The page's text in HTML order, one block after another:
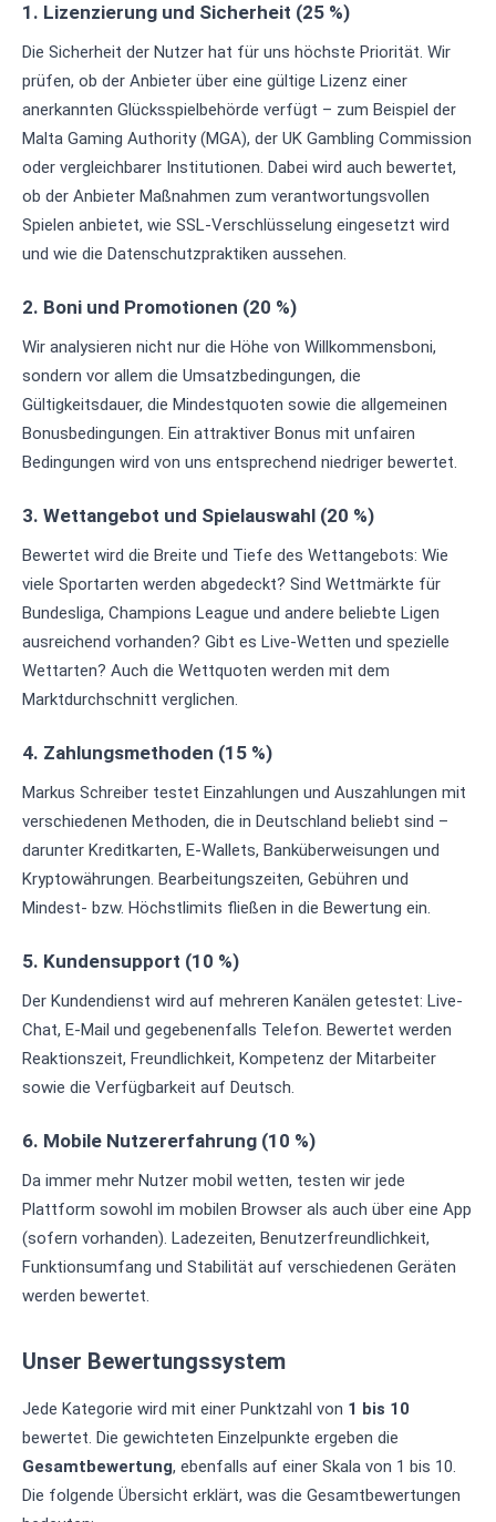
1. Lizenzierung und Sicherheit (25 %)
Die Sicherheit der Nutzer hat für uns höchste Priorität. Wir
prüfen, ob der Anbieter über eine gültige Lizenz einer
anerkannten Glücksspielbehörde verfügt – zum Beispiel der
Malta Gaming Authority (MGA), der UK Gambling Commission
oder vergleichbarer Institutionen. Dabei wird auch bewertet,
ob der Anbieter Maßnahmen zum verantwortungsvollen
Spielen anbietet, wie SSL-Verschlüsselung eingesetzt wird
und wie die Datenschutzpraktiken aussehen.
2. Boni und Promotionen (20 %)
Wir analysieren nicht nur die Höhe von Willkommensboni,
sondern vor allem die Umsatzbedingungen, die
Gültigkeitsdauer, die Mindestquoten sowie die allgemeinen
Bonusbedingungen. Ein attraktiver Bonus mit unfairen
Bedingungen wird von uns entsprechend niedriger bewertet.
3. Wettangebot und Spielauswahl (20 %)
Bewertet wird die Breite und Tiefe des Wettangebots: Wie
viele Sportarten werden abgedeckt? Sind Wettmärkte für
Bundesliga, Champions League und andere beliebte Ligen
ausreichend vorhanden? Gibt es Live-Wetten und spezielle
Wettarten? Auch die Wettquoten werden mit dem
Marktdurchschnitt verglichen.
4. Zahlungsmethoden (15 %)
Markus Schreiber testet Einzahlungen und Auszahlungen mit
verschiedenen Methoden, die in Deutschland beliebt sind –
darunter Kreditkarten, E-Wallets, Banküberweisungen und
Kryptowährungen. Bearbeitungszeiten, Gebühren und
Mindest- bzw. Höchstlimits fließen in die Bewertung ein.
5. Kundensupport (10 %)
Der Kundendienst wird auf mehreren Kanälen getestet: Live-
Chat, E-Mail und gegebenenfalls Telefon. Bewertet werden
Reaktionszeit, Freundlichkeit, Kompetenz der Mitarbeiter
sowie die Verfügbarkeit auf Deutsch.
6. Mobile Nutzererfahrung (10 %)
Da immer mehr Nutzer mobil wetten, testen wir jede
Plattform sowohl im mobilen Browser als auch über eine App
(sofern vorhanden). Ladezeiten, Benutzerfreundlichkeit,
Funktionsumfang und Stabilität auf verschiedenen Geräten
werden bewertet.
Unser Bewertungssystem
Jede Kategorie wird mit einer Punktzahl von 1 bis 10
bewertet. Die gewichteten Einzelpunkte ergeben die
Gesamtbewertung, ebenfalls auf einer Skala von 1 bis 10.
Die folgende Übersicht erklärt, was die Gesamtbewertungen